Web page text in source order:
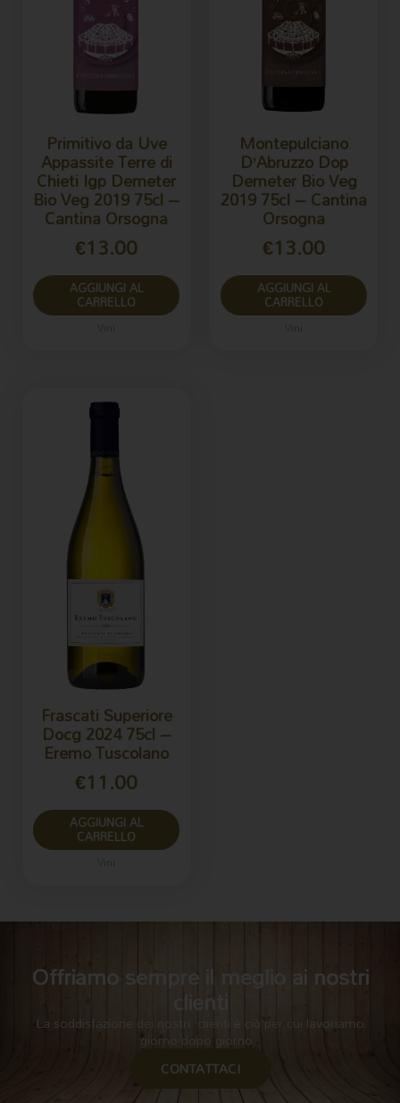
Primitivo da Uve
Appassite Terre di
Chieti Igp Demeter
Bio Veg 2019 75cl –
Cantina Orsogna
€13.00
AGGIUNGI AL
CARRELLO
Montepulciano
D’Abruzzo Dop
Demeter Bio Veg
2019 75cl – Cantina
Orsogna
€13.00
AGGIUNGI AL
CARRELLO
Frascati Superiore
Docg 2024 75cl –
Eremo Tuscolano
€11.00
AGGIUNGI AL
CARRELLO
Offriamo sempre il meglio ai nostri
clienti
La soddisfazione dei nostri clienti è ciò per cui lavoriamo
giorno dopo giorno.
CONTATTACI